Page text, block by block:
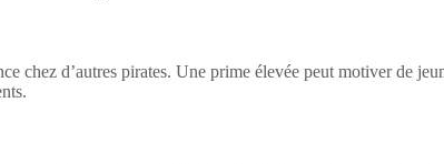
chez d’autres pirates. Une prime élevée peut motiver de